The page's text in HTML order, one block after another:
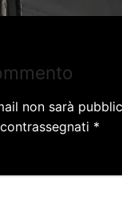
non sarà
*